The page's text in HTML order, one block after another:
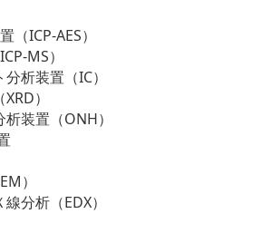
（ICP-AES）
MS）
析装置（IC）
）
装置（ONH）
）
分析（EDX）